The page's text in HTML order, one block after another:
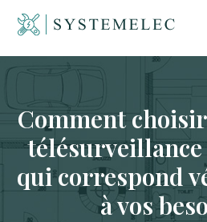
Comment
qui correspond
à vos